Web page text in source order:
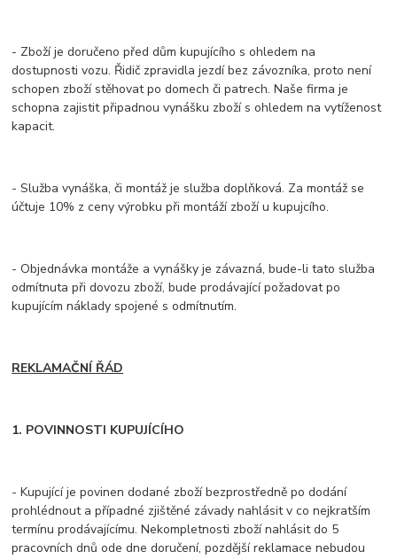
- Zboží je doručeno před dům kupujícího s ohledem na
dostupnosti vozu. Řidič zpravidla jezdí bez závozníka, proto není
schopen zboží stěhovat po domech či patrech. Naše firma je
schopna zajistit připadnou vynášku zboží s ohledem na vytíženost
kapacit.
- Služba vynáška, či montáž je služba doplňková. Za montáž se
účtuje 10% z ceny výrobku při montáží zboží u kupujcího.
- Objednávka montáže a vynášky je závazná, bude-li tato služba
odmítnuta při dovozu zboží, bude prodávající požadovat po
kupujícím náklady spojené s odmítnutím.
REKLAMAČNÍ ŘÁD
1. POVINNOSTI KUPUJÍCÍHO
- Kupující je povinen dodané zboží bezprostředně po dodání
prohlédnout a případné zjištěné závady nahlásit v co nejkratším
termínu prodávajícímu. Nekompletnosti zboží nahlásit do 5
pracovních dnů ode dne doručení, pozdější reklamace nebudou